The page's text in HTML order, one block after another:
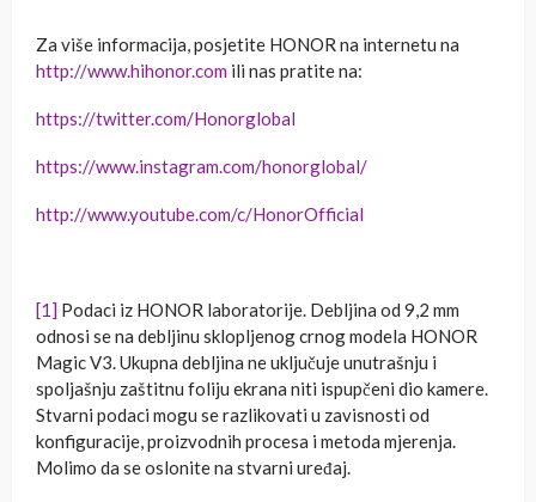
Za više informacija, posjetite HONOR na internetu na
http://www.hihonor.com ili nas pratite na:
https://twitter.com/Honorglobal
https://www.instagram.com/honorglobal/
http://www.youtube.com/c/HonorOfficial
[1] Podaci iz HONOR laboratorije. Debljina od 9,2 mm
odnosi se na debljinu sklopljenog crnog modela HONOR
Magic V3. Ukupna debljina ne uključuje unutrašnju i
spoljašnju zaštitnu foliju ekrana niti ispupčeni dio kamere.
Stvarni podaci mogu se razlikovati u zavisnosti od
konfiguracije, proizvodnih procesa i metoda mjerenja.
Molimo da se oslonite na stvarni uređaj.